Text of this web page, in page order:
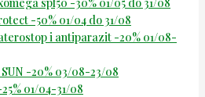
-50% 01/04 do 31/08
i antiparazit -20% 01/08-
-20% 03/08-23/08
01/04-31/08